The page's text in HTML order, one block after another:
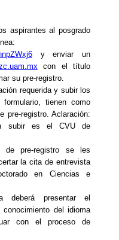
aspirantes al posgrado
y enviar un
con el título
su pre-registro.
requerida y subir los
tienen como
pre-registro. Aclaración:
subir es el CVU de
de pre-registro se les
la cita de entrevista
en Ciencias e
deberá presentar el
del idioma
con el proceso de